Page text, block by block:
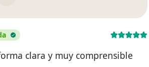
clara y muy comprensible